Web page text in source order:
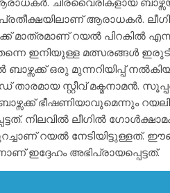
ആരാധകർ.
മാത്രമാണ് റയൽ പിറകിൽ
ഇനിയുള്ള മത്സരങ്ങൾ
ഒരു മുന്നറിയിപ്പ്
താരമായ സ്റ്റീവ്
ബാഴ്സക്ക് ഭീഷണിയാവുമെന്നും
നിലവിൽ ലീഗിൽ
റയൽ നേടിയിട്ടുള്ളത്.
ഇദ്ദേഹം അഭിപ്രായപ്പെട്ടത്.